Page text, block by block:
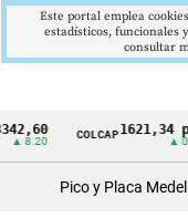
Cintillo
COLCAP1621,34 pts
Pico y Placa
Este portal emplea
estadísticos, funcionales
consultar